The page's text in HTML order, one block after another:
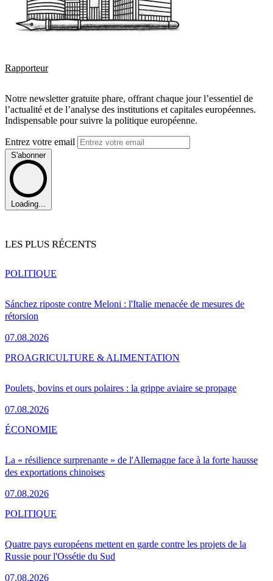
Rapporteur
Notre newsletter gratuite phare, offrant chaque jour l’essentiel de
l’actualité et de l’analyse des institutions et capitales européennes.
Indispensable pour suivre la politique européenne.
Entrez votre email
S'abonner
Loading...
LES PLUS RÉCENTS
Sánchez riposte contre Meloni : l'Italie menacée de mesures de
rétorsion
07.08.2026
POLITIQUE
Poulets, bovins et ours polaires : la grippe aviaire se propage
07.08.2026
PROAGRICULTURE & ALIMENTATION
La « résilience surprenante » de l'Allemagne face à la forte hausse
des exportations chinoises
07.08.2026
ÉCONOMIE
Quatre pays européens mettent en garde contre les projets de la
Russie pour l'Ossétie du Sud
07.08.2026
POLITIQUE